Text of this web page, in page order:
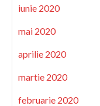
iunie 2020
mai 2020
aprilie 2020
martie 2020
februarie 2020